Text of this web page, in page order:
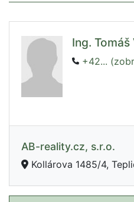
Ing.
+42...
AB-reality.cz, s.r.o.
Kollárova 1485/4,